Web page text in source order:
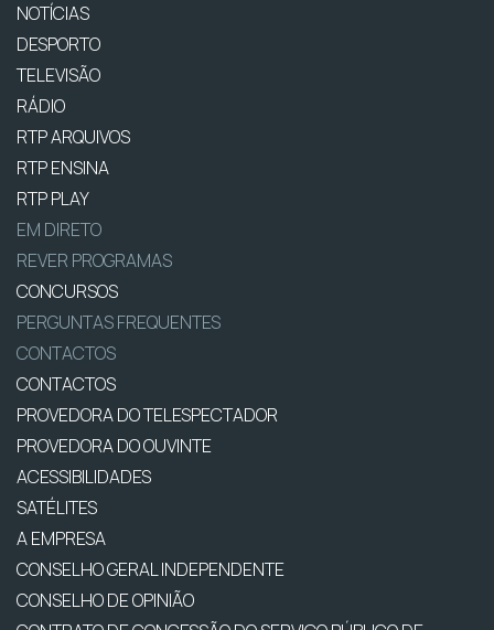
NOTÍCIAS
DESPORTO
TELEVISÃO
RÁDIO
RTP ARQUIVOS
RTP ENSINA
RTP PLAY
EM DIRETO
REVER PROGRAMAS
CONCURSOS
PERGUNTAS FREQUENTES
CONTACTOS
CONTACTOS
PROVEDORA DO TELESPECTADOR
PROVEDORA DO OUVINTE
ACESSIBILIDADES
SATÉLITES
A EMPRESA
CONSELHO GERAL INDEPENDENTE
CONSELHO DE OPINIÃO